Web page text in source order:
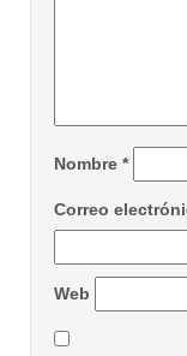
Nombre *
Correo
Web